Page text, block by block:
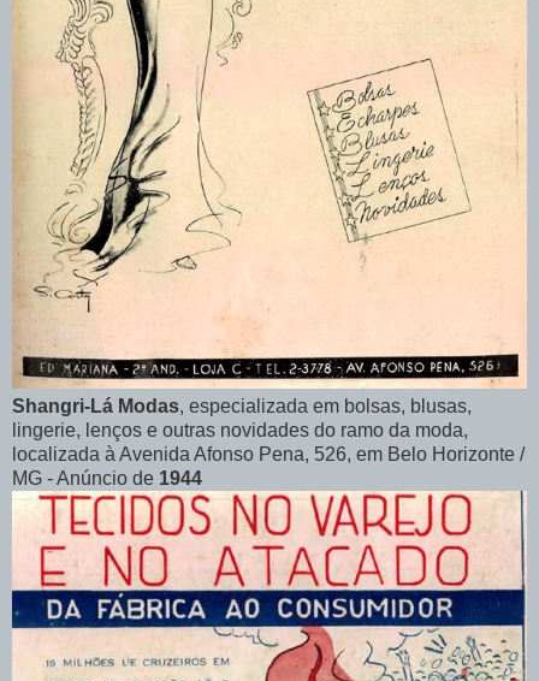
Shangri-Lá Modas, especializada em bolsas, blusas,
lingerie, lenços e outras novidades do ramo da moda,
localizada à Avenida Afonso Pena, 526, em Belo Horizonte /
MG - Anúncio de 1944